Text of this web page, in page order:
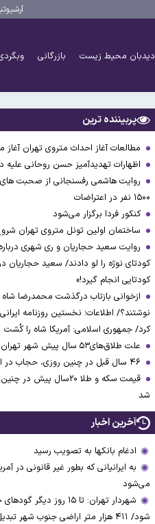
آرشیو
دیدبان محیط زیست بازرگانی
پربیننده ترین
مطالعات آغاز احداث متروی تهران
اظهارات تهدیدآمیز حسن روحانی علیه
روایت هاشمی رفسنجانی از صحبت های
۱۵۰۰ نفر در اعتراضات
کنکور فردا برگزار می‌شود
ساختمان اولین تونل متروی تهران
روایت سعید حجاریان و ری شهری
کودتای نوژه را لو دادند/ سعید
کودتایی انجام گیرد!»
ازخوانی بازتاب درگذشت محمدرضا شاه
نوشتند؟/ اطلاعات؛ نخستین روزنامه
کرد/ جمهوری اسلامی: آمریکا شاه را کُشت
علت طلاق‌های۵۳ سال پیش شهر تهران چه بود؟
شد
آخرین اخبار
ادغام بانکها به تصویب رسید
به ایرانیانی که بطور غیر قانونی در
می‌شود
شهردار تهران: تا ۱۵
شود/ ۴۱۱ هزار متر اراضی جنوب شهر